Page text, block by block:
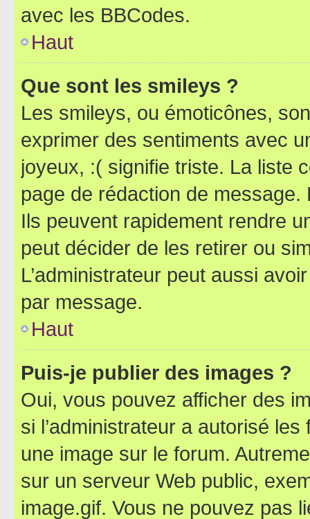
avec les BBCodes.
Haut
Que sont les smileys ?
Les smileys, ou émoticônes,
exprimer des sentiments avec
joyeux, :( signifie triste. La liste
page de rédaction de
Ils peuvent rapidement rendre
peut décider de les retirer ou
L’administrateur peut aussi
par message.
Haut
Puis-je publier des images ?
Oui, vous pouvez afficher des
si l’administrateur a autorisé
une image sur le forum.
sur un serveur Web public,
image.gif. Vous ne pouvez pas